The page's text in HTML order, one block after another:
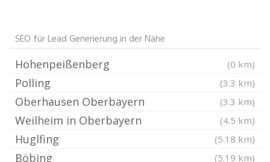
SEO für Lead Generierung in der Nähe
Hohenpeißenberg (0 km)
Polling (3.3 km)
Oberhausen Oberbayern (3.3 km)
Weilheim in Oberbayern (4.5 km)
Huglfing (5.18 km)
Böbing (5.19 km)